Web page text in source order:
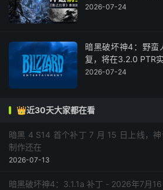
2026-07-24
暗黑破坏神4：野蛮
复，将在3.2.0 PTR
2026-07-24
👑近30天大家都在看
暗黑 4 S14 首个补丁 7 月 15 日上线，
制作还在
2026-07-13
暗黑破坏神4：3.1.1a 补丁 - 2026年7月16